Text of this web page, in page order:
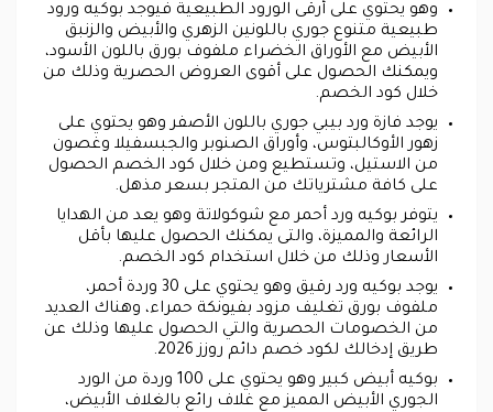
وهو يحتوي على أرقى الورود الطبيعية فيوجد بوكيه ورود
طبيعية متنوع جوري باللونين الزهري والأبيض والزنبق
الأبيض مع الأوراق الخضراء ملفوف بورق باللون الأسود،
ويمكنك الحصول على أقوى العروض الحصرية وذلك من
خلال كود الخصم.
يوجد فازة ورد بيبي جوري باللون الأصفر وهو يحتوي على
زهور الأوكالبتوس، وأوراق الصنوبر والجبسفيلا وغصون
من الاستيل، وتستطيع ومن خلال كود الخصم الحصول
على كافة مشترياتك من المتجر بسعر مذهل.
يتوفر بوكيه ورد أحمر مع شوكولاتة وهو يعد من الهدايا
الرائعة والمميزة، والتى يمكنك الحصول عليها بأقل
الأسعار وذلك من خلال استخدام كود الخصم.
يوجد بوكيه ورد رقيق وهو يحتوي على 30 وردة أحمر،
ملفوف بورق تغليف مزود بفيونكة حمراء، وهناك العديد
من الخصومات الحصرية والتي الحصول عليها وذلك عن
طريق إدخالك لكود خصم دائم روزز 2026.
بوكيه أبيض كبير وهو يحتوي على 100 وردة من الورد
الجوري الأبيض المميز مع غلاف رائع بالغلاف الأبيض،